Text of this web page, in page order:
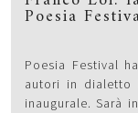
Poesia
Poesia Festival
autori in dialetto
inaugurale. Sarà